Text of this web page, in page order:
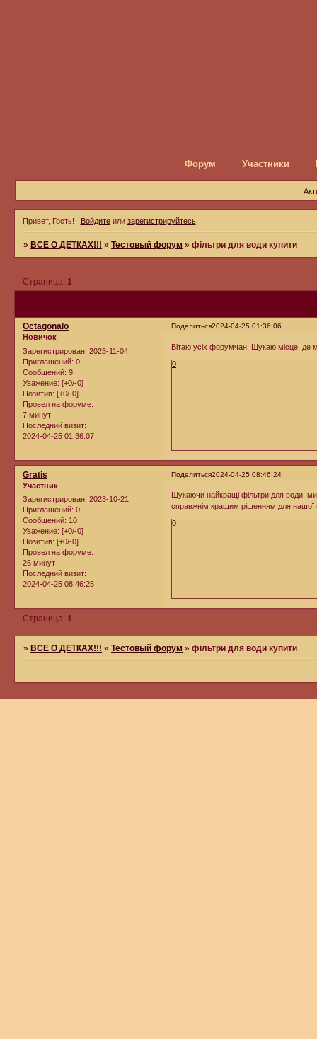
Форум Участники
Привет, Гость! Войдитеили зарегистрируйтесь.
» ВСЕ О ДЕТКАХ!!! »Тестовый форум »фільтри для води купити
Страница: 1
Поделиться2024-04-25 01:36:06
Octagonalo
Новичок
Зарегистрирован: 2023-11-04
Приглашений: 0
Сообщений: 9
Уважение: [+0/-0]
Позитив: [+0/-0]
Провел на форуме:
7 минут
Последний визит:
2024-04-25 01:36:07
Вітаю усіх форумчан! Шукаю місце, де
0
Поделиться2024-04-25 08:46:24
Gratis
Участник
Зарегистрирован: 2023-10-21
Приглашений: 0
Сообщений: 10
Уважение: [+0/-0]
Позитив: [+0/-0]
Провел на форуме:
26 минут
Последний визит:
2024-04-25 08:46:25
Шукаючи найкращі фільтри для води,
справжнім кращим рішенням для нашої
0
Страница: 1
»ВСЕ О ДЕТКАХ!!! »Тестовый форум »фільтри для води купити